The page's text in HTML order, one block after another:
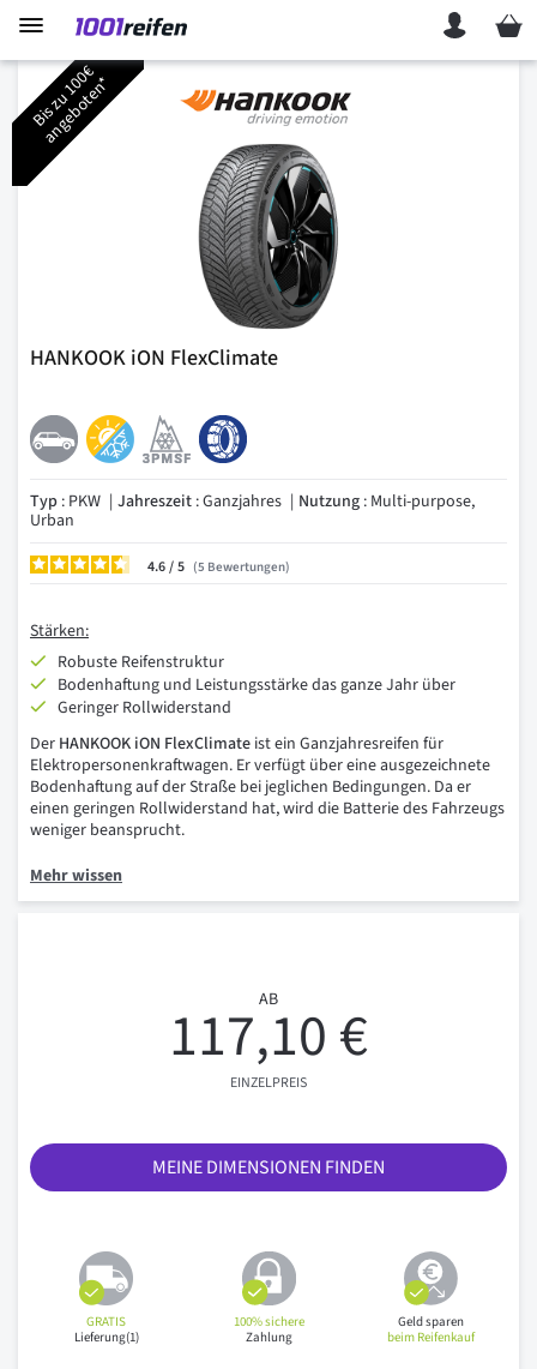
Mein
B
i
s
z
u
1
0
0
€
a
n
g
e
b
o
t
e
n
*
HANKOOK iON FlexClimate
Typ : PKW Jahreszeit : Ganzjahres Nutzung : Multi-purpose,
Urban
4.6/ 5 Bewertungen
Stärken:
Robuste Reifenstruktur
Bodenhaftung und Leistungsstärke das ganze Jahr über
Geringer Rollwiderstand
Der HANKOOK iON FlexClimate ist ein Ganzjahresreifen für
Elektropersonenkraftwagen. Er verfügt über eine ausgezeichnete
Bodenhaftung auf der Straße bei jeglichen Bedingungen. Da er
einen geringen Rollwiderstand hat, wird die Batterie des Fahrzeugs
weniger beansprucht.
Mehr wissen
AB
117,10 €
EINZELPREIS
MEINE DIMENSIONEN FINDEN
GRATIS
Lieferung(1)
100% sichere
Zahlung
Geld sparen
beim Reifenkauf